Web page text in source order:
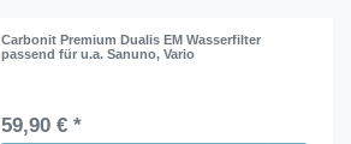
Carbonit Premium Dualis EM Wasserfilter
passend für u.a. Sanuno, Vario
59,90 € *